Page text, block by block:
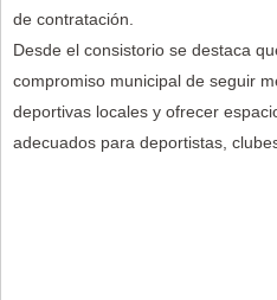
de contratación.
Desde el consistorio se destaca
compromiso municipal de seguir
deportivas locales y ofrecer
adecuados para deportistas,